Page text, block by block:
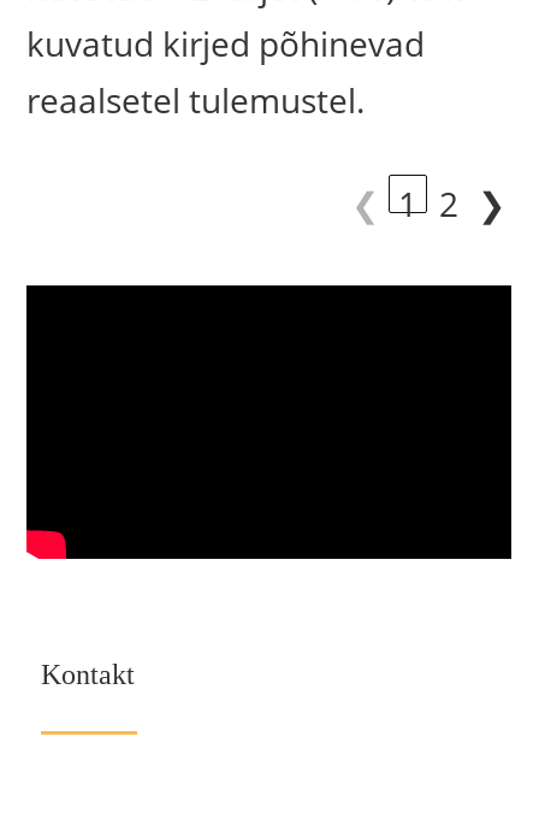
kuvatud kirjed põhinevad
reaalsetel tulemustel.
❮ 1 2 ❯
Kontakt